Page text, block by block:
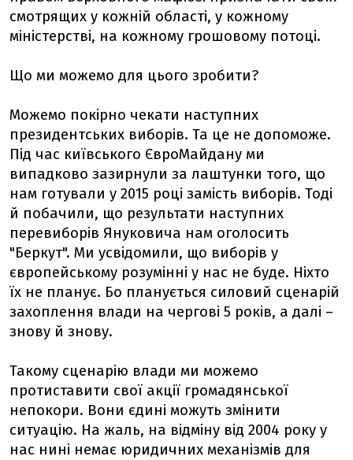
смотрящих у кожній області, у кожному
міністерстві, на кожному грошовому потоці.
Що ми можемо для цього зробити?
Можемо покірно чекати наступних
президентських виборів. Та це не допоможе.
Під час київського ЄвроМайдану ми
випадково зазирнули за лаштунки того, що
нам готували у 2015 році замість виборів. Тоді
й побачили, що результати наступних
перевиборів Януковича нам оголосить
"Беркут". Ми усвідомили, що виборів у
європейському розумінні у нас не буде. Ніхто
їх не планує. Бо планується силовий сценарій
захоплення влади на чергові 5 років, а далі –
знову й знову.
Такому сценарію влади ми можемо
протиставити свої акції громадянської
непокори. Вони єдині можуть змінити
ситуацію. На жаль, на відміну від 2004 року у
нас нині немає юридичних механізмів для